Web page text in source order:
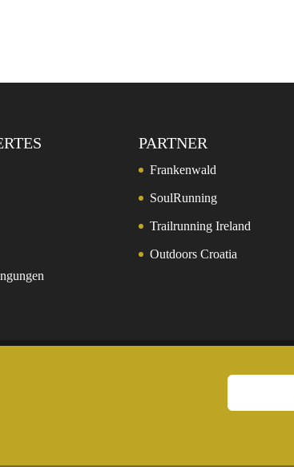
PARTNER
Frankenwald
SoulRunning
Trailrunning Ireland
Outdoors Croatia